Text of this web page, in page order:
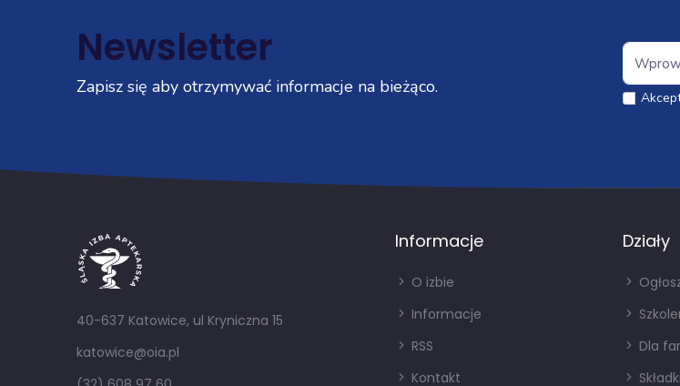
Newsletter
Zapisz się aby otrzymywać informacje na bieżąco.
40-637 Katowice, ul Kryniczna 15
katowice@oia.pl
Informacje
O izbie
Informacje
RSS
Kontakt
Działy
Dla
Składki